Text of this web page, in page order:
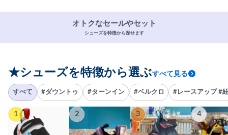
オトクなセールやセット
シューズを特徴から探せます
★シューズを特徴から選ぶすべて見る
すべて #ダウントゥ #ターンイン #ベルクロ #レースアップ #
1 2 3 4